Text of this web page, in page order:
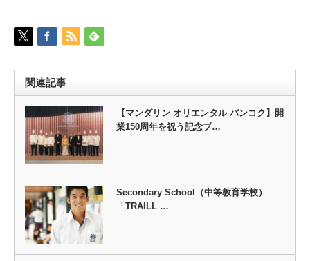
関連記事
【マンダリン オリエンタル バンコク】開
業150周年を祝う記念プ…
Secondary School（中等教育学校）
「TRAILL …